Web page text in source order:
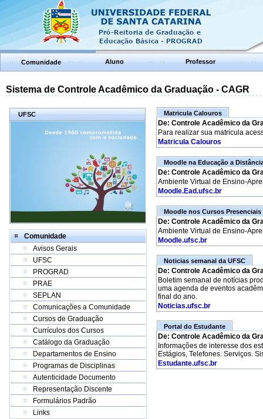
Comunidade Aluno Professor
Sistema de Controle Acadêmico da Graduação - CAGR
UFSC
Comunidade
Avisos Gerais
UFSC
PROGRAD
PRAE
SEPLAN
Comunicações a Comunidade
Cursos de Graduação
Currículos dos Cursos
Catálogo da Graduação
Departamentos de Ensino
Programas de Disciplinas
Autenticidade Documento
Representação Discente
Formulários Padrão
Links
Matricula Calouros
De: Controle Acadêmico da
Para realizar sua matricula
Matricula Calouros
Moodle na Educação a
De: Controle Acadêmico da
Ambiente Virtual de Ensino-
Moodle.Ead.ufsc.br
Moodle nos Cursos Presenciais
De: Controle Acadêmico da
Ambiente Virtual de Ensino-
Moodle.ufsc.br
Noticias semanal da UFSC
De: Controle Acadêmico da
Boletim semanal de notícias
uma agenda de eventos
final do ano.
Noticias.ufsc.br
Portal do Estudante
De: Controle Acadêmico da
Informações de interesse dos
Estágios, Telefones. Serviços.
Estudante.ufsc.br